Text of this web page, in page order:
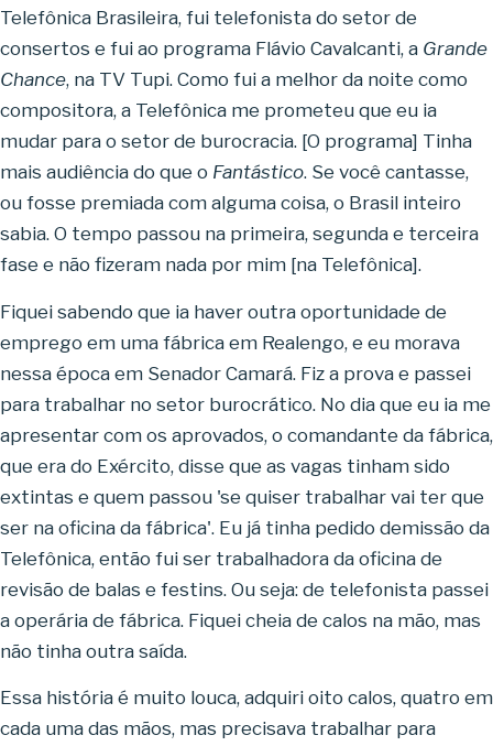
Telefônica Brasileira, fui telefonista do setor de
consertos e fui ao programa Flávio Cavalcanti, a Grande
Chance, na TV Tupi. Como fui a melhor da noite como
compositora, a Telefônica me prometeu que eu ia
mudar para o setor de burocracia. [O programa] Tinha
mais audiência do que o Fantástico. Se você cantasse,
ou fosse premiada com alguma coisa, o Brasil inteiro
sabia. O tempo passou na primeira, segunda e terceira
fase e não fizeram nada por mim [na Telefônica].
Fiquei sabendo que ia haver outra oportunidade de
emprego em uma fábrica em Realengo, e eu morava
nessa época em Senador Camará. Fiz a prova e passei
para trabalhar no setor burocrático. No dia que eu ia me
apresentar com os aprovados, o comandante da fábrica,
que era do Exército, disse que as vagas tinham sido
extintas e quem passou 'se quiser trabalhar vai ter que
ser na oficina da fábrica'. Eu já tinha pedido demissão da
Telefônica, então fui ser trabalhadora da oficina de
revisão de balas e festins. Ou seja: de telefonista passei
a operária de fábrica. Fiquei cheia de calos na mão, mas
não tinha outra saída.
Essa história é muito louca, adquiri oito calos, quatro em
cada uma das mãos, mas precisava trabalhar para